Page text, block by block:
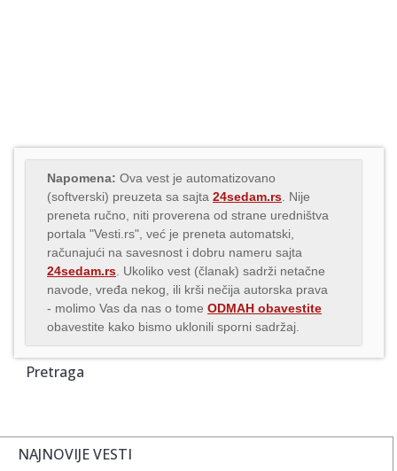
Napomena: Ova vest je automatizovano
(softverski) preuzeta sa sajta 24sedam.rs . Nije
preneta ručno, niti proverena od strane uredništva
portala "Vesti.rs", već je preneta automatski,
računajući na savesnost i dobru nameru sajta
24sedam.rs . Ukoliko vest (članak) sadrži netačne
navode, vređa nekog, ili krši nečija autorska prava
- molimo Vas da nas o tome ODMAH obavestite
obavestite kako bismo uklonili sporni sadržaj.
Pretraga
NAJNOVIJE VESTI